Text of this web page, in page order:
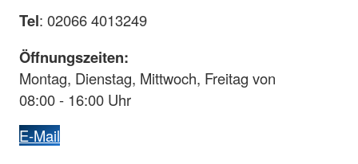
Tel: 02066 4013249
Öffnungszeiten:
Montag, Dienstag, Mittwoch, Freitag von
08:00 - 16:00 Uhr
E-Mail